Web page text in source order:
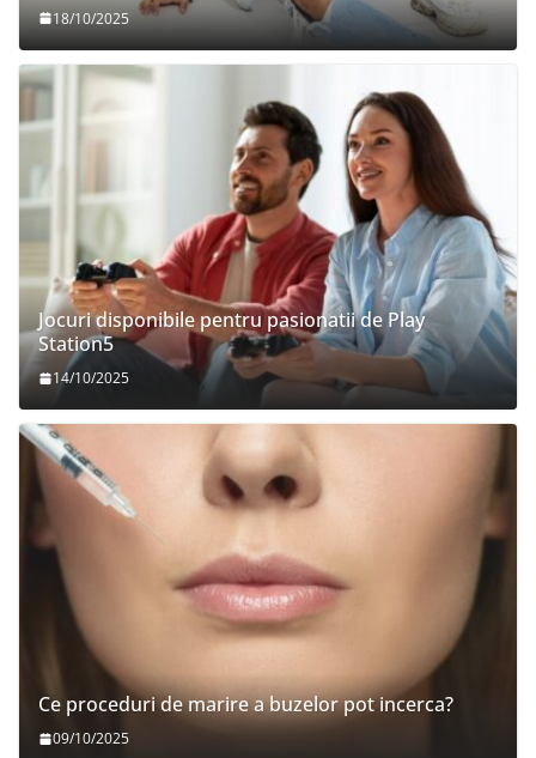
18/10/2025
Jocuri disponibile pentru pasionatii de Play
Station5
14/10/2025
Ce proceduri de marire a buzelor pot incerca?
09/10/2025